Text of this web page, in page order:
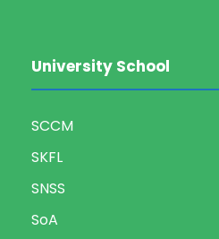
University School
SCCM
SKFL
SNSS
SoA